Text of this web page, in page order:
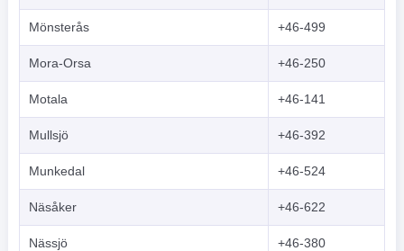
Mönsterås +46-499
Mora-Orsa +46-250
Motala +46-141
Mullsjö +46-392
Munkedal +46-524
Näsåker +46-622
Nässjö +46-380